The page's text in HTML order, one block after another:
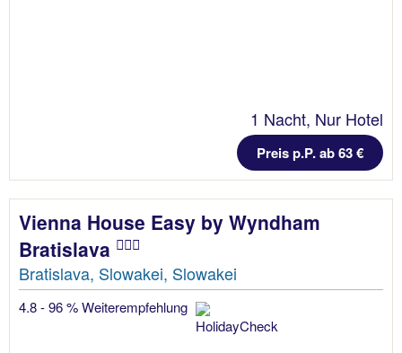
1 Nacht, Nur Hotel
Preis p.P. ab 63 €
Vienna House Easy by Wyndham
Bratislava
Bratislava, Slowakei, Slowakei
4.8 - 96 % Weiterempfehlung